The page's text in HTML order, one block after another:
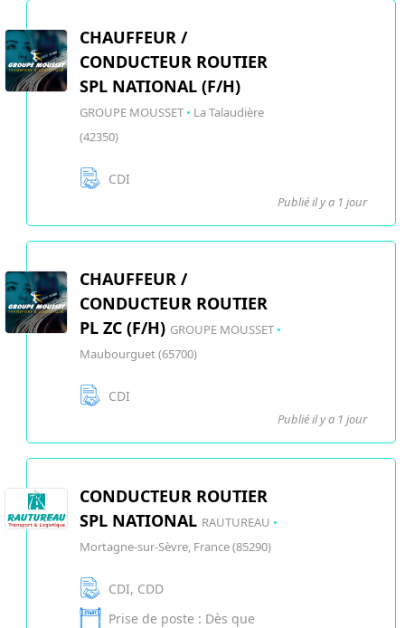
CHAUFFEUR /
CONDUCTEUR ROUTIER
SPL NATIONAL (F/H)
GROUPE MOUSSET • La Talaudière
(42350)
CDI
Publié il y a 1 jour
CHAUFFEUR /
CONDUCTEUR ROUTIER
PL ZC (F/H) GROUPE MOUSSET •
Maubourguet (65700)
CDI
Publié il y a 1 jour
CONDUCTEUR ROUTIER
SPL NATIONAL RAUTUREAU •
Mortagne-sur-Sèvre, France (85290)
CDI, CDD
Prise de poste : Dès que